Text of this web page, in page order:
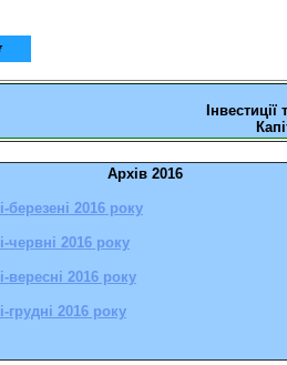
Інвестиції
Архів 2016
і-березені 2016року
і-червні 2016року
і-вересні 2016року
і-грудні 2016року